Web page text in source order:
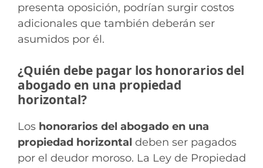
presenta oposición, podrían surgir costos
adicionales que también deberán ser
asumidos por él.
¿Quién debe pagar los honorarios del
abogado en una propiedad
horizontal?
Los honorarios del abogado en una
propiedad horizontal deben ser pagados
por el deudor moroso. La Ley de Propiedad